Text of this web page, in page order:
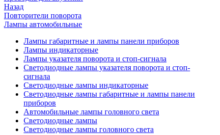
Назад
Повторители поворота
Лампы автомобильные
Лампы габаритные и лампы панели приборов
Лампы индикаторные
Лампы указателя поворота и стоп-сигнала
Светодиодные лампы указателя поворота и стоп-
сигнала
Светодиодные лампы индикаторные
Светодиодные лампы габаритные и лампы панели
приборов
Автомобильные лампы головного света
Светодиодные лампы
Светодиодные лампы головного света